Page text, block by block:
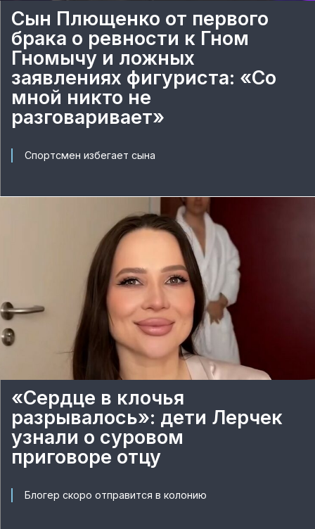
Сын Плющенко от первого
брака о ревности к Гном
Гномычу и ложных
заявлениях фигуриста: «Со
мной никто не
разговаривает»
Спортсмен избегает сына
«Сердце в клочья
разрывалось»: дети Лерчек
узнали о суровом
приговоре отцу
Блогер скоро отправится в колонию